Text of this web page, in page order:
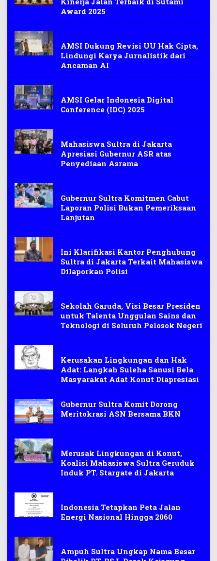
Award 2025
AMSI Dukung Revisi UU Hak Cipta,
Lindungi Karya Jurnalistik dari
Ancaman AI
AMSI Gelar Indonesia Digital
Conference (IDC) 2025
Mahasiswa Sultra di Jakarta
Apresiasi Gubernur ASR atas
Penyediaan Asrama
Gubernur Sultra Komitmen Cabut
Laporan Polisi Bukan Pemeriksaan
Lanjutan
Ini Klarifikasi Kantor Penghubung
Sultra di Jakarta Terkait Mahasiswa
Dilaporkan Polisi
Sekolah Garuda, Visi Besar Presiden
untuk Talenta Unggulan Sains dan
Teknologi di Seluruh Pelosok Negeri
Kerusakan Lingkungan dan Hak
Adat: Langkah Suleha Sanusi Bela
Masyarakat Adat Konut Diapresiasi
Gubernur Sultra Komit Dorong
Meritokrasi ASN Bersama BKN
Merusak Lingkungan di Konut,
Koalisi Mahasiswa Sultra Geruduk
Induk PT. Stargate di Jakarta
Indonesia Tetapkan Peta Jalan
Energi Nasional Hingga 2060
Ampuh Sultra Ungkap Nama Besar